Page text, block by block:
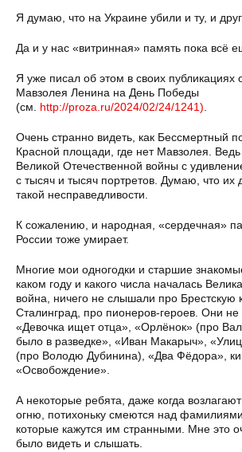
Я думаю, что на Украине убили и ту, и
Да и у нас «витринная» память пока всё
Я уже писал об этом в своих публикациях
Мавзолея Ленина на День Победы
(см. http://proza.ru/2024/02/24/1241)
Очень странно видеть, как Бессмертный
Красной площади, где нет Мавзолея. Ведь
Великой Отечественной войны с
с тысяч и тысяч портретов. Думаю, что их
такой несправедливости.
К сожалению, и народная, «сердечная»
России тоже умирает.
Многие мои одногодки и старшие
каком году и какого числа началась
война, ничего не слышали про Брестскую
Сталинград, про пионеров-героев. Они
«Девочка ищет отца», «Орлёнок» (про
было в разведке», «Иван Макарыч»,
(про Володю Дубинина), «Два Фёдора»,
«Освобождение».
А некоторые ребята, даже когда
огню, потихоньку смеются над
которые кажутся им странными. Мне это
было видеть и слышать.